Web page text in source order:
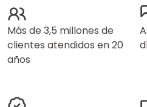
Más de 3,5 millones de
clientes atendidos en 20
años